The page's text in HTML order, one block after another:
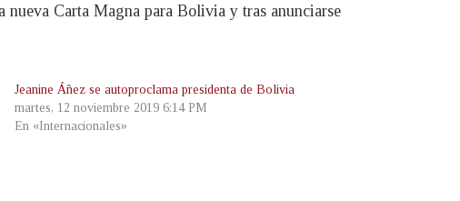
Carta Magna para Bolivia y tras anunciarse
Jeanine Áñez se autoproclama presidenta de Bolivia
martes, 12 noviembre 2019 6:14 PM
En «Internacionales»